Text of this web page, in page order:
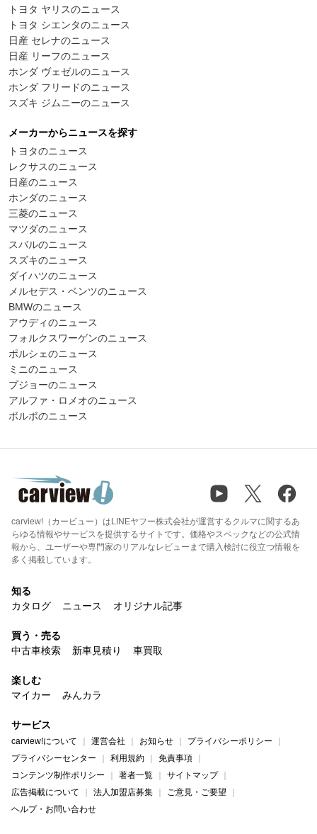
トヨタ ヤリスのニュース
トヨタ シエンタのニュース
日産 セレナのニュース
日産 リーフのニュース
ホンダ ヴェゼルのニュース
ホンダ フリードのニュース
スズキ ジムニーのニュース
メーカーからニュースを探す
トヨタのニュース
レクサスのニュース
日産のニュース
ホンダのニュース
三菱のニュース
マツダのニュース
スバルのニュース
スズキのニュース
ダイハツのニュース
メルセデス・ベンツのニュース
BMWのニュース
アウディのニュース
フォルクスワーゲンのニュース
ポルシェのニュース
ミニのニュース
プジョーのニュース
アルファ・ロメオのニュース
ボルボのニュース
carview!（カービュー）はLINEヤフー株式会社が運営するクルマに関するあ
らゆる情報やサービスを提供するサイトです。価格やスペックなどの公式情
報から、ユーザーや専門家のリアルなレビューまで購入検討に役立つ情報を
多く掲載しています。
知る
カタログ
ニュース オリジナル記事
買う・売る
中古車検索
新車見積り 車買取
楽しむ
マイカー
みんカラ
サービス
carview!について 運営会社 お知らせ
プライバシーポリシー
プライバシーセンター
利用規約
免責事項
コンテンツ制作ポリシー
著者一覧
サイトマップ
広告掲載について
法人加盟店募集
ご意見・ご要望
ヘルプ・お問い合わせ